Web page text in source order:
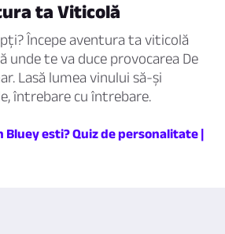
ta Viticolă
Începe aventura ta viticolă
unde te va duce provocarea De
Lasă lumea vinului să-și
întrebare cu întrebare.
Bluey esti? Quiz de personalitate |